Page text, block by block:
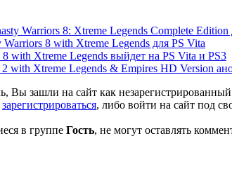
Warriors 8: Xtreme Legends Complete Edition
8 with Xtreme Legends для PS Vita
with Xtreme Legends выйдет на PS Vita и PS3
2 with Xtreme Legends & Empires HD Version
Вы зашли на сайт как незарегистрированный
зарегистрироваться, либо войти на сайт под
в группе Гость, не могут оставлять